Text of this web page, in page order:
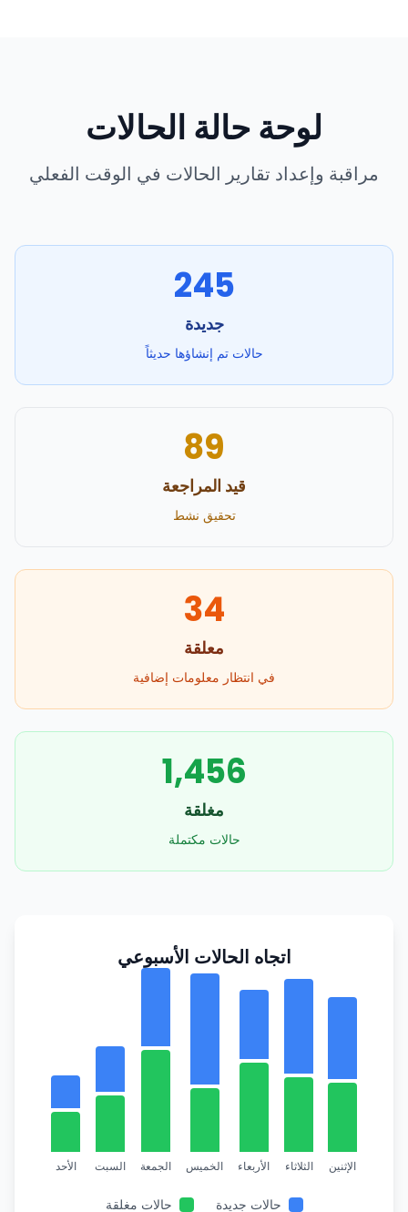
لوحة حالة الحالات
مراقبة وإعداد تقارير الحالات في الوقت الفعلي
245
جديدة
حالات تم إنشاؤها حديثاً
89
قيد المراجعة
تحقيق نشط
34
معلقة
في انتظار معلومات إضافية
1,456
مغلقة
حالات مكتملة
اتجاه الحالات الأسبوعي
الإثنين الثلاثاء الأربعاء الخميس الجمعة السبت الأحد
حالات جديدة حالات مغلقة